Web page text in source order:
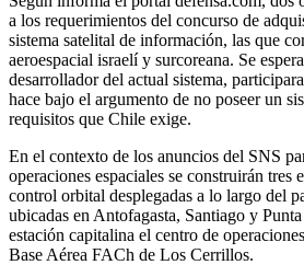
a los requerimientos del concurso de
sistema satelital de información, las que
aeroespacial israelí y surcoreana. Se
desarrollador del actual sistema,
hace bajo el argumento de no poseer un
requisitos que Chile exige.
En el contexto de los anuncios del SNS
operaciones espaciales se construirán tres
control orbital desplegadas a lo largo del
ubicadas en Antofagasta, Santiago y
estación capitalina el centro de
Base Aérea FACh de Los Cerrillos.